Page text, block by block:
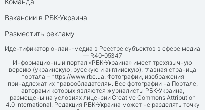
Команда
Вакансии в РБК-Украина
Разместить рекламу
Идентификатор онлайн-медиа в Реестре субъектов в сфере медиа
— R40-05347
Информационный портал «РБК-Украина» имеет трехязычную
версию (украинскую, русскую и английскую), главная страница
портала – https://www.rbc.ua. Фотографии, изображения
принадлежат их правообладателям. Все фотографии на Портале,
авторами которых являются журналисты РБК-Украина,
размещены на условиях лицензии Creative Commons Attribution
4.0 International. Редакция РБК-Украина может не разделять точку